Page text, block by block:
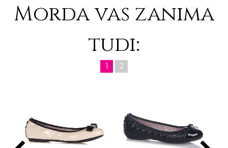
Morda vas zanima
tudi:
1 2